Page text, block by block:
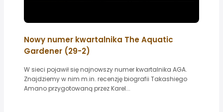
Nowy numer kwartalnika The Aquatic
Gardener (29-2)
W sieci pojawił się najnowszy numer kwartalnika AGA.
Znajdziemy w nim m.in. recenzję biografii Takashiego
Amano przygotowaną przez Karel...